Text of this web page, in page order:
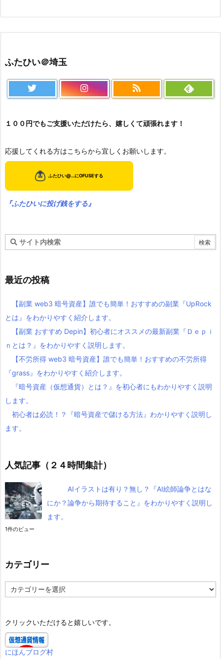
ふたひい＠埼玉
１００円でもご支援いただけたら、嬉しくて頑張れます！
応援してくれる方はこちらから宜しくお願いします。
『ふたひいに投げ銭をする』
最近の投稿
【副業 web3 暗号資産】誰でも簡単！おすすめの副業『UpRock
とは』をわかりやすく紹介します。
【副業 おすすめ Depin】初心者にオススメの最新副業『Ｄｅｐｉ
ｎとは？』をわかりやすく説明します。
【不労所得 web3 暗号資産】誰でも簡単！おすすめの不労所得
『grass』をわかりやすく紹介します。
『暗号資産（仮想通貨）とは？』を初心者にもわかりやすく説明
します。
初心者は必読！？『暗号資産で儲ける方法』わかりやすく説明し
ます。
人気記事（２４時間集計）
AIイラストは有り？無し？『AI絵師論争とはな
にか？論争から期待すること』をわかりやすく説明し
ます。
1件のビュー
カテゴリー
テ
ー
クリックいただけると嬉しいです。
にほんブログ村